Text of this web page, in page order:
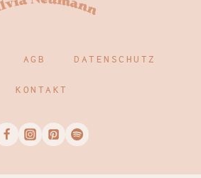
AGB DATENSCHUTZ
KONTAKT